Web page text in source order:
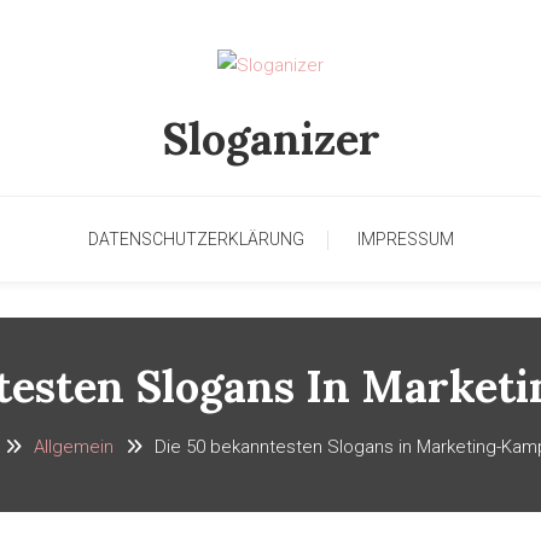
Sloganizer
DATENSCHUTZERKLÄRUNG IMPRESSUM
Slogans In
Allgemein Die 50 bekanntesten Slogans in Marketing-